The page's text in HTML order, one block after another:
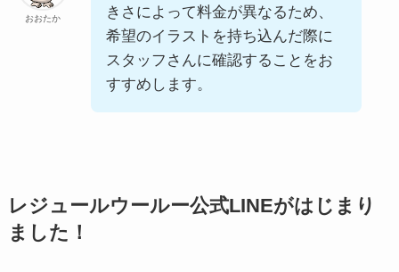
おおたか
きさによって料金が異なるため、
希望のイラストを持ち込んだ際に
スタッフさんに確認することをお
すすめします。
レジュールウールー公式LINEがはじまり
ました！